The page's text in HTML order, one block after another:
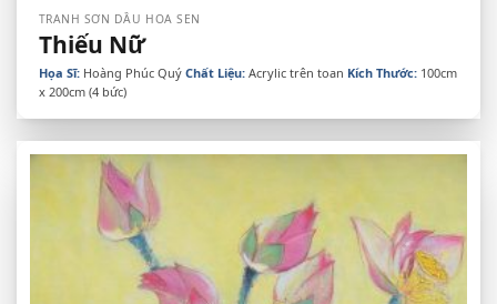
TRANH SƠN DẦU HOA SEN
Thiếu Nữ
Họa Sĩ:Hoàng Phúc Quý Chất Liệu:Acrylic trên toan Kích Thước:100cm
x 200cm (4 bức)